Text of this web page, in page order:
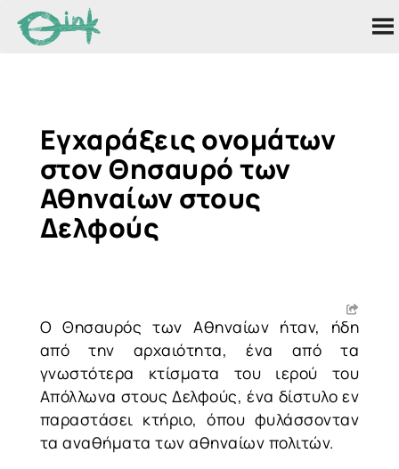
Εγχαράξεις ονομάτων
στον Θησαυρό των
Αθηναίων στους
Δελφούς
Ο Θησαυρός των Αθηναίων ήταν, ήδη
από την αρχαιότητα, ένα από τα
γνωστότερα κτίσματα του ιερού του
Απόλλωνα στους Δελφούς, ένα δίστυλο εν
παραστάσει κτήριο, όπου φυλάσσονταν
τα αναθήματα των αθηναίων πολιτών.